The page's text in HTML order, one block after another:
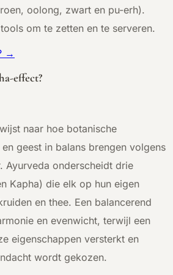
oolong, zwart en pu-erh).
om te zetten en te serveren.
→
effect?
naar hoe botanische
geest in balans brengen volgens
Ayurveda onderscheidt drie
Kapha) die elk op hun eigen
en thee. Een balancerend
en evenwicht, terwijl een
eigenschappen versterkt en
wordt gekozen.